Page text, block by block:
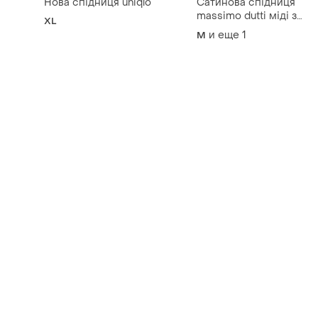
XL
massimo dutti міді з
розрізом на високій
посадці міді з
M и еще 1